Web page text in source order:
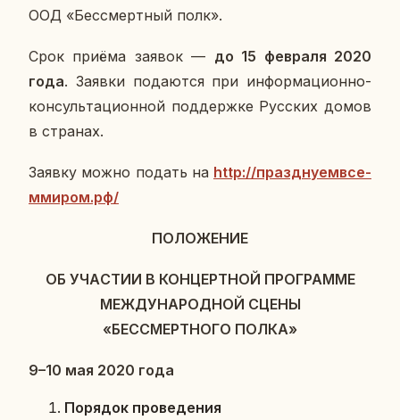
ООД «Бес­смерт­ный полк».
Срок приёма заявок — до 15 фев­ра­ля 2020
года. Заявки по­да­ют­ся при ин­фор­ма­ци­он­но-
кон­суль­та­ци­он­ной под­держ­ке Рус­ских домов
в стра­нах.
Заявку можно подать на http://празд­ну­ем­все­
м­ми­ром.рф/
ПО­ЛО­ЖЕ­НИЕ
ОБ УЧА­СТИИ В КОН­ЦЕРТ­НОЙ ПРО­ГРАМ­МЕ
МЕЖ­ДУ­НА­РОД­НОЙ СЦЕНЫ
«БЕС­СМЕРТ­НО­ГО ПОЛКА»
9–10 мая 2020 года
По­ря­док про­ве­де­ния